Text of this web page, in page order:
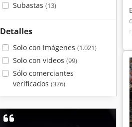
Subastas (13)
Detalles
Solo con imágenes (1.021)
Solo con videos (99)
Sólo comerciantes
verificados (376)